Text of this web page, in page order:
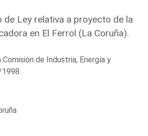
de Ley relativa a proyecto de la
en El Ferrol (La Coruña).
de Industria, Energía y